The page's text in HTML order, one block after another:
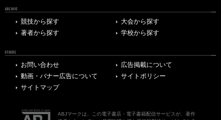
ARCHIVE
競技から探す
大会から探す
著者から探す
学校から探す
OTHERS
お問い合わせ
広告掲載について
動画・バナー広告について
サイトポリシー
サイトマップ
ABJマークは、この電子書店・電子書籍配信サービスが、著作